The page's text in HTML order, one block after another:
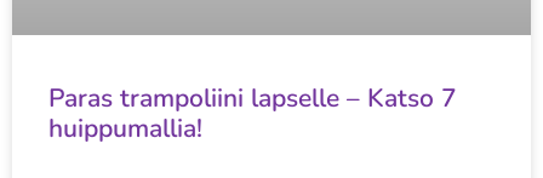
Paras trampoliini lapselle – Katso 7
huippumallia!